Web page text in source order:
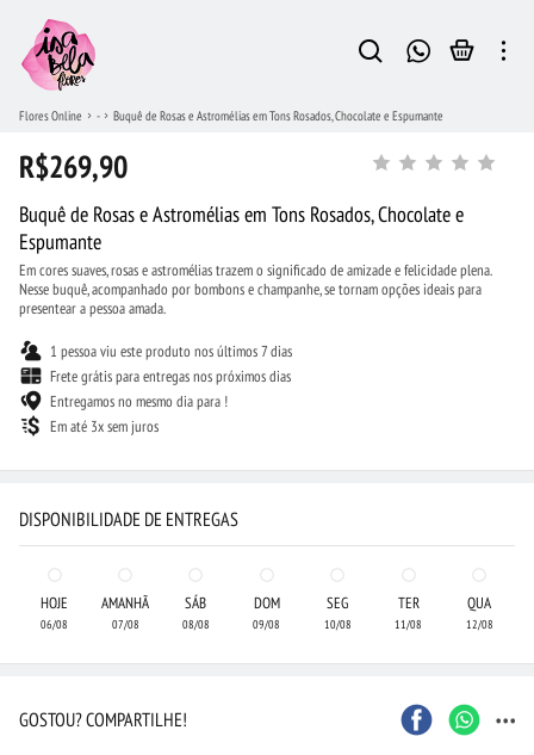
Flores Online - Buquê de Rosas e Astromélias em Tons Rosados, Chocolate e Espumante
R$269,90
Buquê de Rosas e Astromélias em Tons Rosados, Chocolate e
Espumante
Em cores suaves, rosas e astromélias trazem o significado de amizade e felicidade plena.
Nesse buquê, acompanhado por bombons e champanhe, se tornam opções ideais para
presentear a pessoa amada.
1 pessoa viu este produto nos últimos 7 dias
Frete grátis para entregas nos próximos dias
Entregamos no mesmo dia para !
Em até 3x sem juros
DISPONIBILIDADE DE ENTREGAS
HOJE
06/08
AMANHÃ
07/08
SÁB
08/08
DOM
09/08
SEG
10/08
TER
11/08
QUA
12/08
GOSTOU? COMPARTILHE! ...